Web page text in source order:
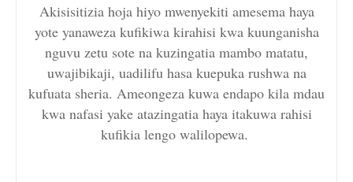
Akisisitizia hoja hiyo mwenyekiti amesema haya
yote yanaweza kufikiwa kirahisi kwa kuunganisha
nguvu zetu sote na kuzingatia mambo matatu,
uwajibikaji, uadilifu hasa kuepuka rushwa na
kufuata sheria. Ameongeza kuwa endapo kila mdau
kwa nafasi yake atazingatia haya itakuwa rahisi
kufikia lengo walilopewa.